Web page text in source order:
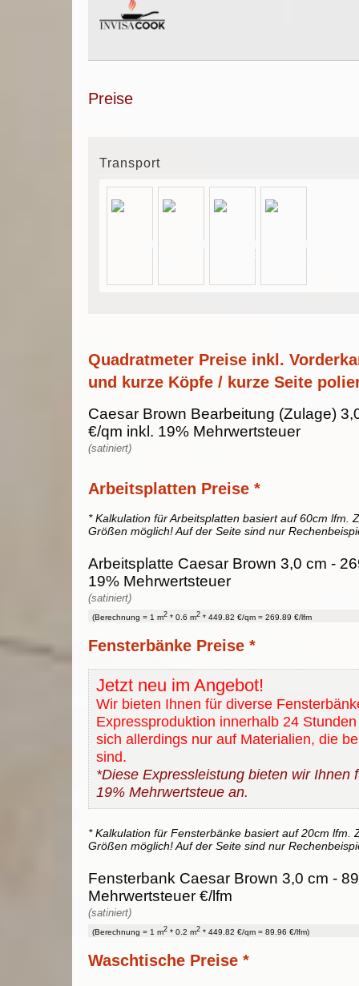
Preise
Transport
Quadratmeter Preise inkl.
und kurze Köpfe / kurze Seite
Caesar Brown Bearbeitung (Zulage)
€/qm inkl. 19% Mehrwertsteuer
(satiniert)
Arbeitsplatten Preise *
* Kalkulation für Arbeitsplatten basiert auf 60cm lfm.
Größen möglich! Auf der Seite sind nur
Arbeitsplatte Caesar Brown 3,0 cm -
19% Mehrwertsteuer
(satiniert)
(Berechnung = 1 m2 * 0.6 m2 * 449.82 €/qm = 269.89 €/lfm
Fensterbänke Preise *
Jetzt neu im Angebot!
Wir bieten Ihnen für diverse
Expressproduktion innerhalb 24
sich allerdings nur auf Materialien, die
sind.
*Diese Expressleistung bieten wir Ihnen
19% Mehrwertsteue an.
* Kalkulation für Fensterbänke basiert auf 20cm lfm.
Größen möglich! Auf der Seite sind nur
Fensterbank Caesar Brown 3,0 cm -
Mehrwertsteuer €/lfm
(satiniert)
(Berechnung = 1 m2 * 0.2 m2 * 449.82 €/qm = 89.96 €/lfm)
Waschtische Preise *